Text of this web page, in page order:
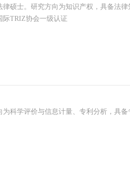
士。研究方向为知识产权，具备法律
际TRIZ协会一级认证
学评价与信息计量、专利分析，具备